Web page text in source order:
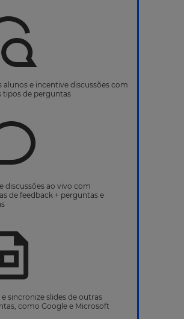
alunos e incentive discussões com
tipos de perguntas
discussões ao vivo com
de feedback + perguntas e
sincronize slides de outras
como Google e Microsoft